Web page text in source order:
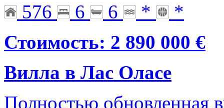
576
6 6 *
*
Стоимость: 2 890 000 €
Вилла в Лас Оласе
Полностью обновленная